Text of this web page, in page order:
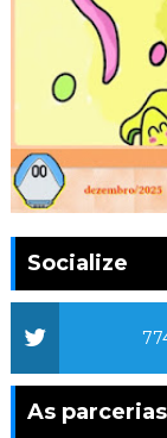
Socialize
As parcerias